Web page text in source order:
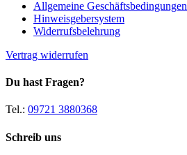
Allgemeine Geschäftsbedingungen
Hinweisgebersystem
Widerrufsbelehrung
Vertrag widerrufen
Du hast Fragen?
Tel.: 09721 3880368
Schreib uns